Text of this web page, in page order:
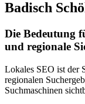
Badisch
Die Bedeutung
und regionale
Lokales SEO ist der
regionalen
Suchmaschinen